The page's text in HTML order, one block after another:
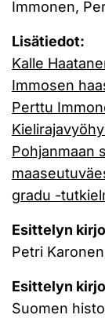
Immonen,
Lisätiedot:
Kalle
Immosen
Perttu
Pohjanmaan
gradu -
Esittelyn
Petri Karonen
Esittelyn
Suomen